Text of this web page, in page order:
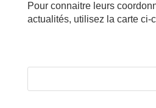
Pour connaitre leurs
actualités, utilisez la carte ci-